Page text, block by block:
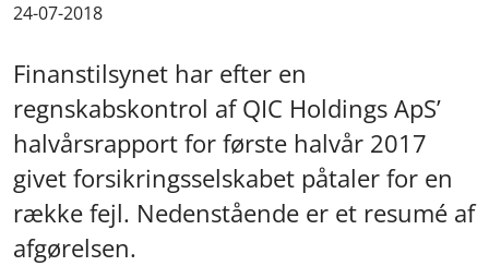
24-07-2018
Finanstilsynet har efter en
regnskabskontrol af QIC Holdings ApS’
halvårsrapport for første halvår 2017
givet forsikringsselskabet påtaler for en
række fejl. Nedenstående er et resumé af
afgørelsen.